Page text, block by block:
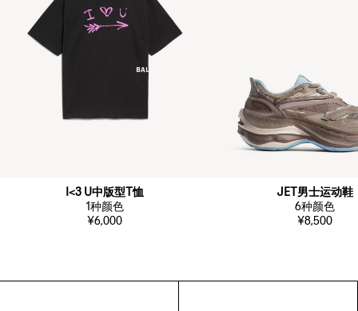
I<3 U中版型T恤
1种颜色
¥6,000
JET男士运动鞋
6种颜色
¥8,500